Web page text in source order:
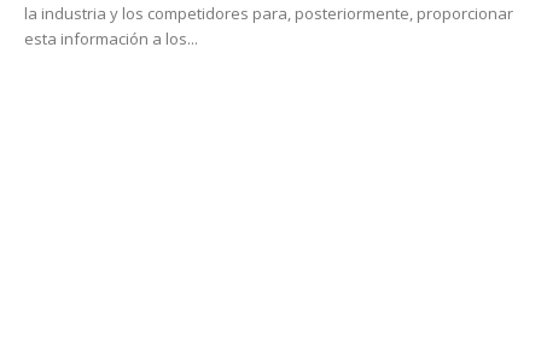
la industria y los competidores para, posteriormente, proporcionar
esta información a los...